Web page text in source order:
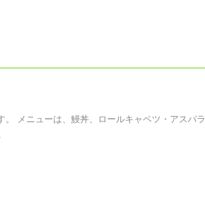
。 メニューは、鰻丼、ロールキャベツ・アスパラ